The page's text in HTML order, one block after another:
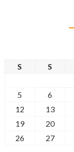
S S
5
6
12
13
19
20
26
27